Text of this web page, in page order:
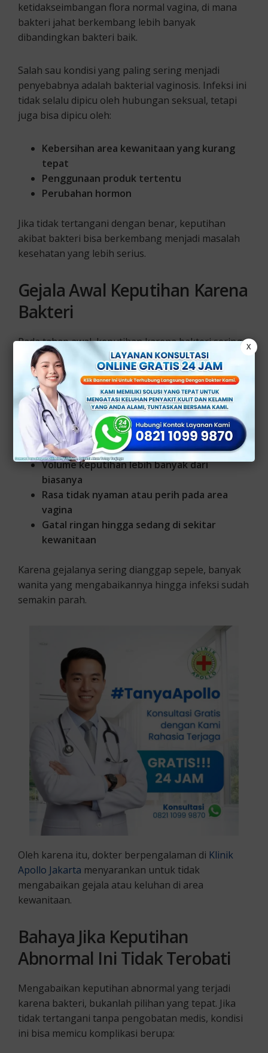
ketidakseimbangan flora normal vagina, di mana
bakteri jahat berkembang lebih banyak
dibandingkan bakteri baik.
Salah sau kondisi yang paling sering menjadi
penyebabnya adalah bakterial vaginosis. Infeksi ini
tidak selalu dipicu oleh hubungan seksual, tetapi
juga bisa dipicu oleh:
Kebersihan area kewanitaan yang kurang
tepat
Penggunaan produk tertentu
Perubahan hormon
Jika tidak tertangani dengan benar, keputihan
akibat bakteri bisa berkembang menjadi masalah
kesehatan yang lebih serius.
Gejala Awal Keputihan Karena
Bakteri
Pada tahap awal, keputihan karena bakteri sering
kali tidak menimbulkan keluhan berat. Namun,
beberapa gejala berikut patut Anda waspadai:
Keputihan berwarna putih keabu-abuan
atau kekuningan
Bau tidak sedap, terutama setelah
berhubungan intim
Volume keputihan lebih banyak dari
biasanya
Rasa tidak nyaman atau perih pada area
vagina
Gatal ringan hingga sedang di sekitar
kewanitaan
Karena gejalanya sering dianggap sepele, banyak
wanita yang mengabaikannya hingga infeksi sudah
semakin parah.
Oleh karena itu, dokter berpengalaman di Klinik
Apollo Jakarta menyarankan untuk tidak
mengabaikan gejala atau keluhan di area
kewanitaan.
Bahaya Jika Keputihan
Abnormal Ini Tidak Terobati
Mengabaikan keputihan abnormal yang terjadi
karena bakteri, bukanlah pilihan yang tepat. Jika
tidak tertangani tanpa pengobatan medis, kondisi
ini bisa memicu komplikasi berupa:
X